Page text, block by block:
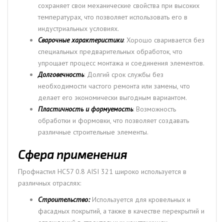
сохраняет свои механические свойства при высоких
температурах, что позволяет использовать его в
индустриальных условиях.
Сварочные характеристики: Хорошо сваривается без
специальных предварительных обработок, что
упрощает процесс монтажа и соединения элементов.
Долговечность: Долгий срок службы без
необходимости частого ремонта или замены, что
делает его экономически выгодным вариантом.
Пластичность и формуемость: Возможность
обработки и формовки, что позволяет создавать
различные строительные элементы.
Сфера применения
Профнастил НС57 0.8 AISI 321 широко используется в
различных отраслях:
Строительство:Используется для кровельных и
фасадных покрытий, а также в качестве перекрытий и